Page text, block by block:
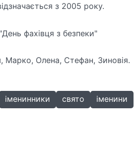
з 2005 року.
Марко, Олена, Стефан, Зиновія.
іменинники свято
іменини